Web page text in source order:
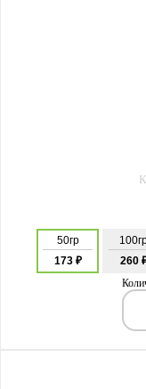
50гр
173 ₽
260